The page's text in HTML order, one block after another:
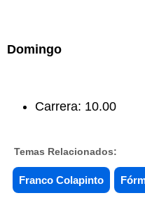
Domingo
Carrera: 10.00
Temas Relacionados:
Franco Colapinto